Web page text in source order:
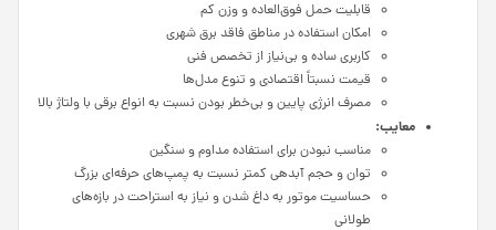
قابلیت حمل فوق‌العاده و وزن کم
امکان استفاده در مناطق فاقد برق شهری
کاربری ساده و بی‌نیاز از تخصص فنی
قیمت نسبتاً اقتصادی و تنوع مدل‌ها
مصرف انرژی پایین و بی‌خطر بودن نسبت به انواع برقی با ولتاژ بالا
معایب:
مناسب نبودن برای استفاده مداوم و سنگین
توان و حجم آبدهی کمتر نسبت به پمپ‌های حرفه‌ای بزرگ
حساسیت موتور به داغ شدن و نیاز به استراحت در بازه‌های
طولانی